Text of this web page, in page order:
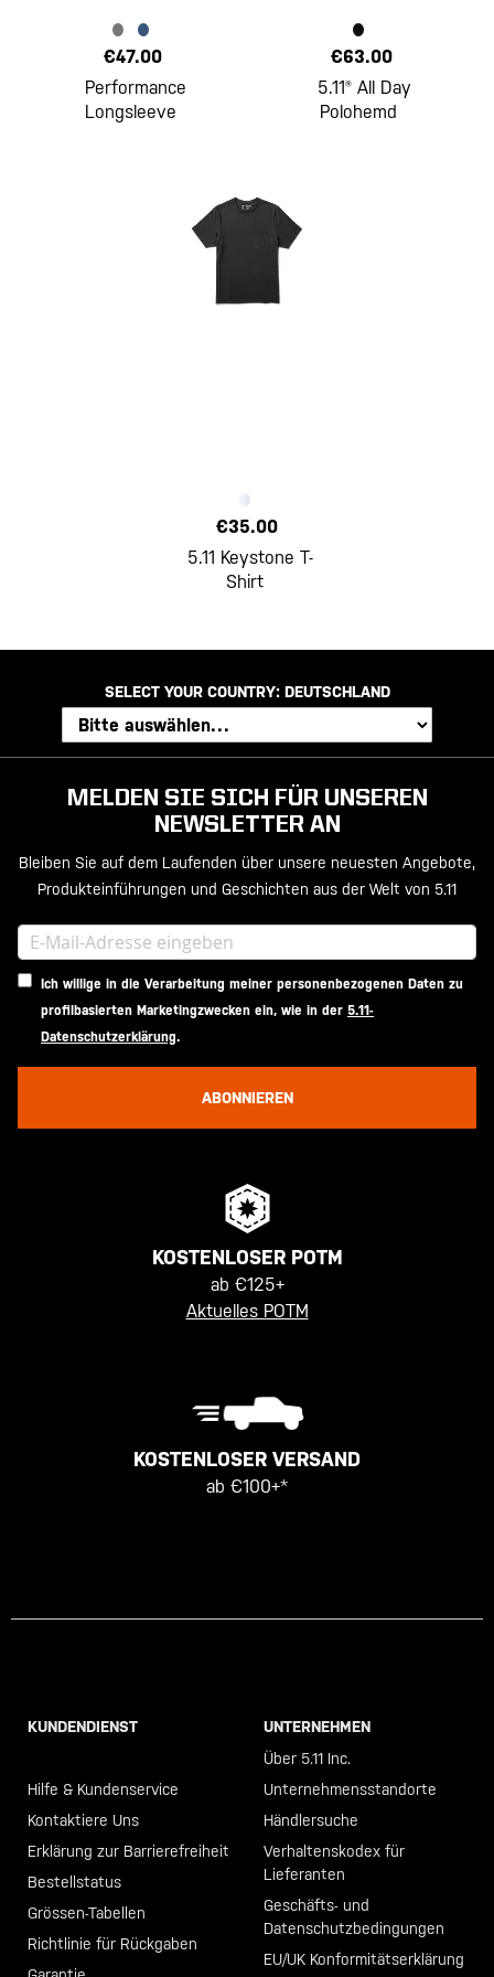
€47.00
Performance
Longsleeve
€63.00
5.11® All Day
Polohemd
€35.00
5.11 Keystone T-
Shirt
SELECT YOUR COUNTRY: DEUTSCHLAND
MELDEN SIE SICH FÜR UNSEREN
NEWSLETTER AN
Bleiben Sie auf dem Laufenden über unsere neuesten Angebote,
Produkteinführungen und Geschichten aus der Welt von 5.11
Ich willige in die Verarbeitung meiner personenbezogenen Daten zu
profilbasierten Marketingzwecken ein, wie in der 5.11-
Datenschutzerklärung.
ABONNIEREN
KOSTENLOSER POTM
ab €125+
Aktuelles POTM
KOSTENLOSER VERSAND
ab €100+*
KUNDENDIENST
Hilfe & Kundenservice
Kontaktiere Uns
Erklärung zur Barrierefreiheit
Bestellstatus
Grössen-Tabellen
Richtlinie für Rückgaben
UNTERNEHMEN
Über 5.11 Inc.
Unternehmensstandorte
Händlersuche
Verhaltenskodex für
Lieferanten
Geschäfts- und
Datenschutzbedingungen
EU/UK Konformitätserklärung